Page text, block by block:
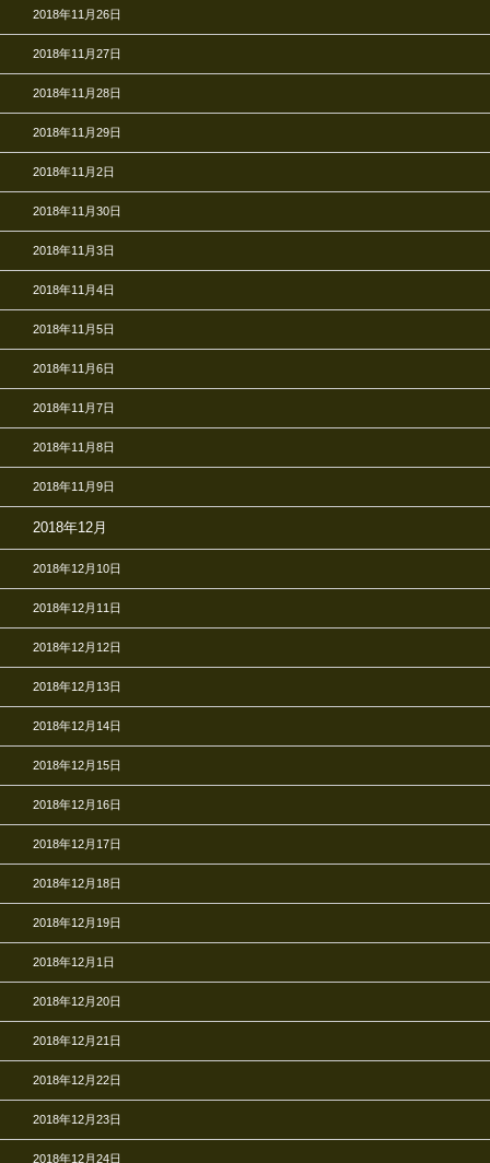
2018年11月26日
2018年11月27日
2018年11月28日
2018年11月29日
2018年11月2日
2018年11月30日
2018年11月3日
2018年11月4日
2018年11月5日
2018年11月6日
2018年11月7日
2018年11月8日
2018年11月9日
2018年12月
2018年12月10日
2018年12月11日
2018年12月12日
2018年12月13日
2018年12月14日
2018年12月15日
2018年12月16日
2018年12月17日
2018年12月18日
2018年12月19日
2018年12月1日
2018年12月20日
2018年12月21日
2018年12月22日
2018年12月23日
2018年12月24日